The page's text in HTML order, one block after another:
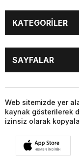
KATEGORİLER
GÜNDEM
GÜNDEM
EKONOMİ
SAYFALAR
GÜNDEM
EKONOMİ
Web sitemizde yer
kaynak gösterilerek
izinsiz olarak